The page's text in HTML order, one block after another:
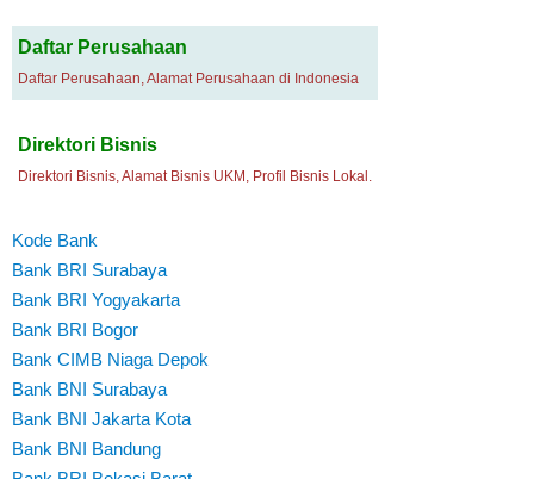
Daftar Perusahaan
Daftar Perusahaan, Alamat Perusahaan di Indonesia
Direktori Bisnis
Direktori Bisnis, Alamat Bisnis UKM, Profil Bisnis Lokal.
Kode Bank
Bank BRI Surabaya
Bank BRI Yogyakarta
Bank BRI Bogor
Bank CIMB Niaga Depok
Bank BNI Surabaya
Bank BNI Jakarta Kota
Bank BNI Bandung